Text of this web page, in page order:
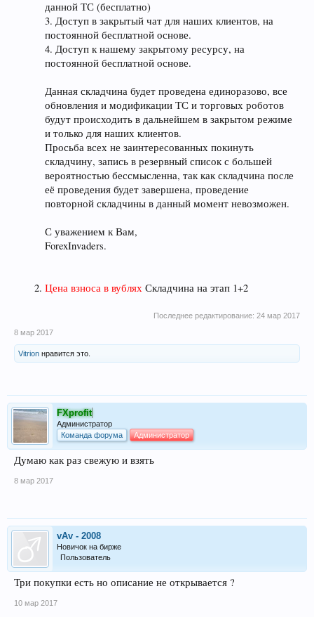
данной ТС (бесплатно)
3. Доступ в закрытый чат для наших клиентов, на
постоянной бесплатной основе.
4. Доступ к нашему закрытому ресурсу, на
постоянной бесплатной основе.
Данная складчина будет проведена единоразово, все
обновления и модификации ТС и торговых роботов
будут происходить в дальнейшем в закрытом режиме
и только для наших клиентов.
Просьба всех не заинтересованных покинуть
складчину, запись в резервный список с большей
вероятностью бессмысленна, так как складчина после
её проведения будет завершена, проведение
повторной складчины в данный момент невозможен.
С уважением к Вам,
ForexInvaders.
Цена взноса в вублях Складчина на этап 1+2
Последнее редактирование: 24 мар 2017
8 мар 2017
Vitrion нравится это.
FXprofit
Администратор
Команда форума
Администратор
Думаю как раз свежую и взять
8 мар 2017
vAv - 2008
Новичок на бирже
Пользователь
Три покупки есть но описание не открывается ?
10 мар 2017